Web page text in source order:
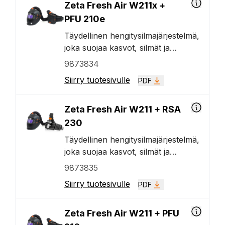
Zeta Fresh Air W211x +
PFU 210e
Täydellinen hengitysilmajärjestelmä,
joka suojaa kasvot, silmät ja
hengityselimet sekä tarjoaa samalla
helppokäyttöisyyttä. Tässä mallissa
on TH3-tason
hengityksensuojauksen tarjoava
sähkökäyttöinen suodatinyksikkö,
tummuva hitsauslasi (ADF)
tummuusasteeseen 14 asti, sekä
sisäänrakennetut automaattiset
LED-työvalot, jotka parantavat
9873834
Siirry tuotesivulle
PDF
Zeta Fresh Air W211 + RSA
230
Täydellinen hengitysilmajärjestelmä,
joka suojaa kasvot, silmät ja
hengityselimet sekä tarjoaa samalla
helppokäyttöisyyttä. Tässä mallissa
on vyöhön kiinnitettävä
tuloilmasäädin, sekä luokkansa
9873835
Siirry tuotesivulle
PDF
Zeta Fresh Air W211 + PFU